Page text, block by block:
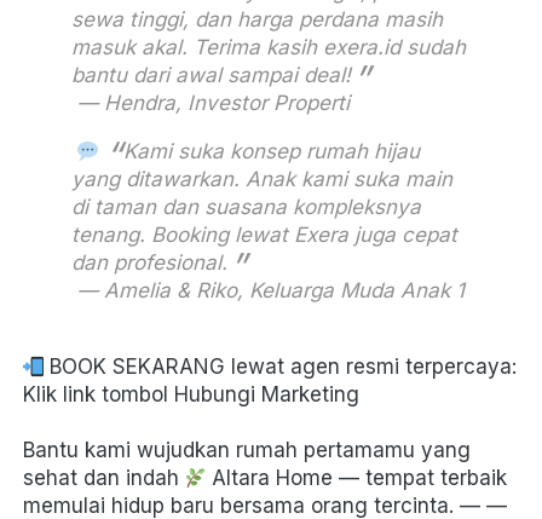
sewa tinggi, dan harga perdana masih
masuk akal. Terima kasih exera.id sudah
bantu dari awal sampai deal!
— Hendra, Investor Properti
Kami suka konsep rumah hijau
yang ditawarkan. Anak kami suka main
di taman dan suasana kompleksnya
tenang. Booking lewat Exera juga cepat
dan profesional.
— Amelia & Riko, Keluarga Muda Anak 1
BOOK SEKARANG lewat agen resmi terpercaya:
Klik link tombol Hubungi Marketing
Bantu kami wujudkan rumah pertamamu yang
sehat dan indah
Altara Home — tempat terbaik
memulai hidup baru bersama orang tercinta. — —